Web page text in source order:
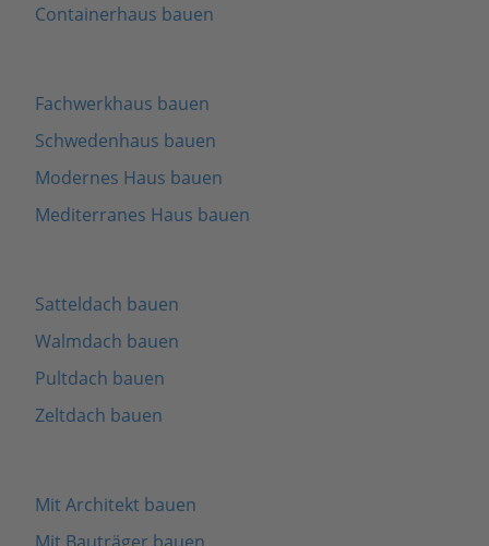
Containerhaus bauen
Fachwerkhaus bauen
Schwedenhaus bauen
Modernes Haus bauen
Mediterranes Haus bauen
Satteldach bauen
Walmdach bauen
Pultdach bauen
Zeltdach bauen
Mit Architekt bauen